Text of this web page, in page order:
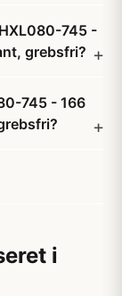
745 -
grebsfri?
745 - 166
i